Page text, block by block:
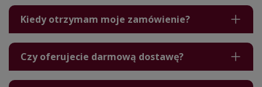
Kiedy otrzymam moje zamówienie?
Czy oferujecie darmową dostawę?